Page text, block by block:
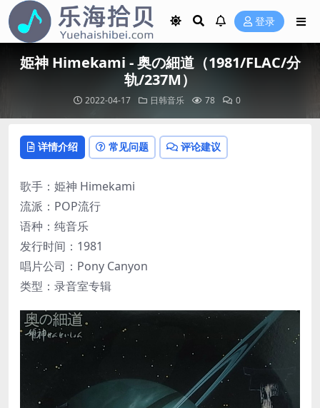
登录
姫神 Himekami - 奥の細道（1981/FLAC/分
轨/237M）
2022-04-17 日韩音乐 78 0
详情介绍 常见问题 评论建议
歌手：姫神 Himekami
流派：POP流行
语种：纯音乐
发行时间：1981
唱片公司：Pony Canyon
类型：录音室专辑